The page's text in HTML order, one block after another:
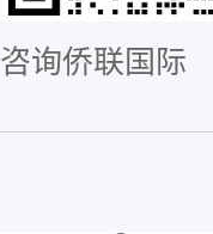
咨询侨联国际